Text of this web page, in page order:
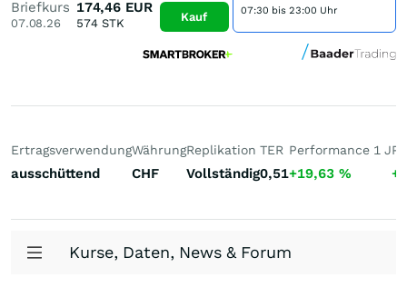
Briefkurs
07.08.26
174,46 EUR
574STK Kauf 07:30 bis 23:00 Uhr
Ertragsverwendung
ausschüttend
Währung
CHF
Replikation
Vollständig
TER
0,51
Performance 1 J
+19,63 %
Kurse, Daten, News & Forum